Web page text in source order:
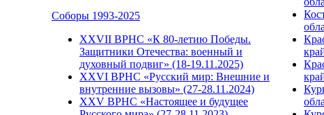
Соборы 1993-2025
ХХVII ВРНС «К 80-летию Победы.
Защитники Отечества: военный и
духовный подвиг» (18-19.11.2025)
XXVI ВРНС «Русский мир: Внешние и
внутренние вызовы» (27-28.11.2024)
XXV ВРНС «Настоящее и будущее